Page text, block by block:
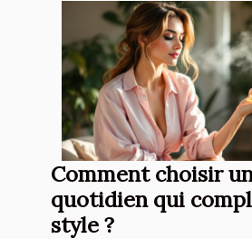
Comment choisir
quotidien qui
style ?